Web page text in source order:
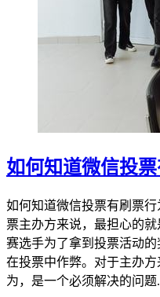
如何知道微信投
如何知道微信投票有刷票
票主办方来说，最担心的
赛选手为了拿到投票活动
在投票中作弊。对于主办
为，是一个必须解决的问题